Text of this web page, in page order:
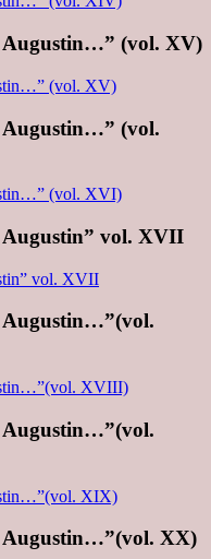
Augustin…” (vol. XV)
Augustin…” (vol.
Augustin” vol. XVII
Augustin…”(vol.
Augustin…”(vol.
Augustin…”(vol. XX)